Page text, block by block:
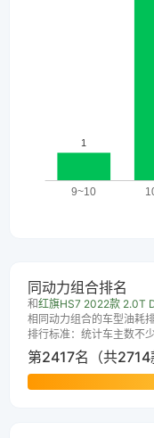
同动力组合排名
和红旗HS7 2022款 2.0T
相同动力组合的车型油耗
排行标准：统计车主数不
第2417名（共2714